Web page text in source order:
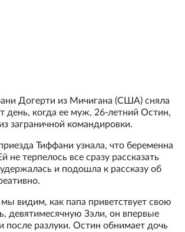
Догерти из Мичигана (США) сняла
день, когда ее муж, 26-летний Остин,
заграничной командировки.
Тиффани узнала, что беременна
не терпелось все сразу рассказать
и подошла к рассказу об
мы видим, как папа приветствует свою
девятимесячную Зэли, он впервые
после разлуки. Остин обнимает дочь